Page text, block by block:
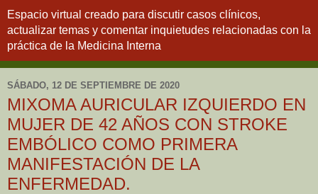
Espacio virtual creado para discutir casos clínicos,
actualizar temas y comentar inquietudes relacionadas con la
práctica de la Medicina Interna
SÁBADO, 12 DE SEPTIEMBRE DE 2020
MIXOMA AURICULAR IZQUIERDO EN
MUJER DE 42 AÑOS CON STROKE
EMBÓLICO COMO PRIMERA
MANIFESTACIÓN DE LA
ENFERMEDAD.